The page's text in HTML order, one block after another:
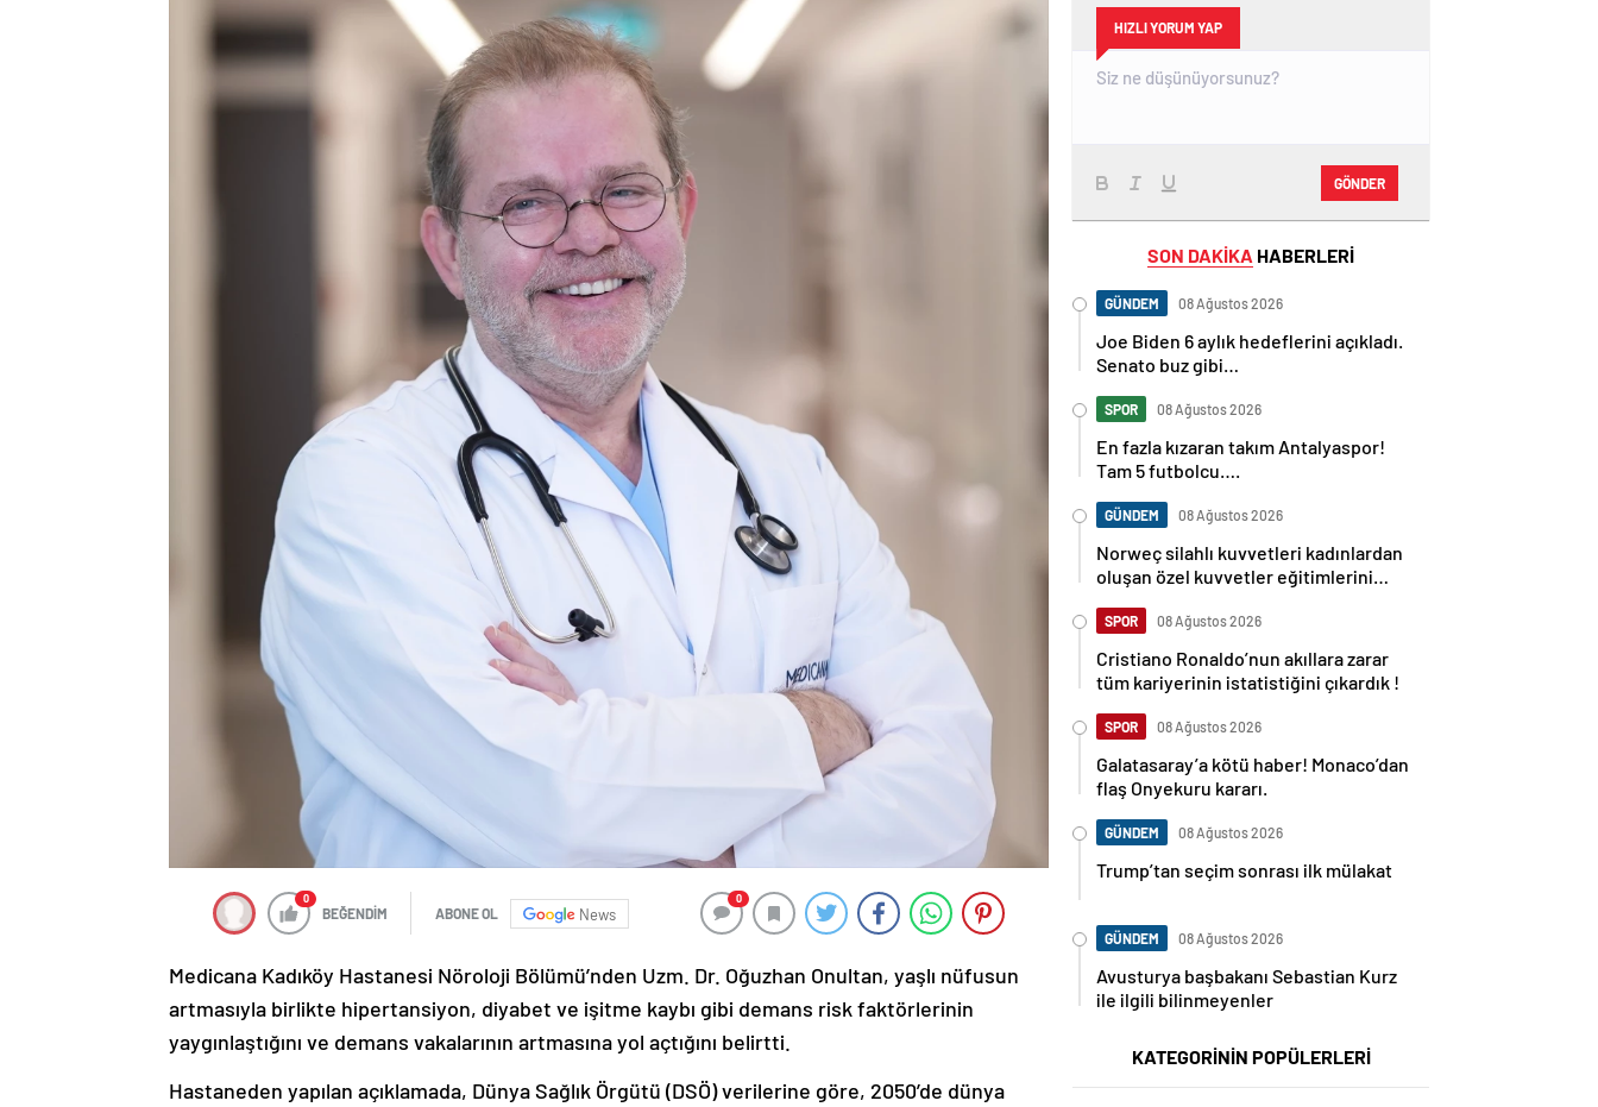
0
BEĞENDİM ABONE OL News
0
Medicana Kadıköy Hastanesi Nöroloji Bölümü’nden Uzm. Dr. Oğuzhan Onultan, yaşlı nüfusun
artmasıyla birlikte hipertansiyon, diyabet ve işitme kaybı gibi demans risk faktörlerinin
yaygınlaştığını ve demans vakalarının artmasına yol açtığını belirtti.
Hastaneden yapılan açıklamada, Dünya Sağlık Örgütü (DSÖ) verilerine göre, 2050’de dünya
HIZLI YORUM YAP
GÖNDER
SON DAKİKA HABERLERİ
GÜNDEM 08 Ağustos 2026
Joe Biden 6 aylık hedeflerini açıkladı.
Senato buz gibi…
SPOR 08 Ağustos 2026
En fazla kızaran takım Antalyaspor!
Tam 5 futbolcu….
GÜNDEM 08 Ağustos 2026
Norweç silahlı kuvvetleri kadınlardan
oluşan özel kuvvetler eğitimlerini
SPOR 08 Ağustos 2026
Cristiano Ronaldo’nun akıllara zarar
tüm kariyerinin istatistiğini çıkardık !
SPOR 08 Ağustos 2026
Galatasaray’a kötü haber! Monaco’dan
flaş Onyekuru kararı.
GÜNDEM 08 Ağustos 2026
Trump’tan seçim sonrası ilk mülakat
GÜNDEM 08 Ağustos 2026
Avusturya başbakanı Sebastian Kurz
ile ilgili bilinmeyenler
KATEGORİNİN POPÜLERLERİ